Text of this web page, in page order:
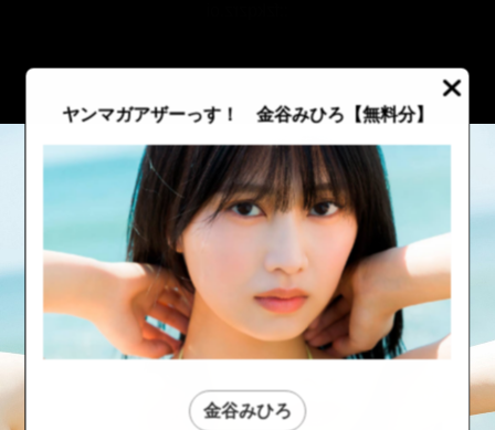
ヤンマガアザーっす！ 金谷みひろ 【無料分】
金谷みひろ